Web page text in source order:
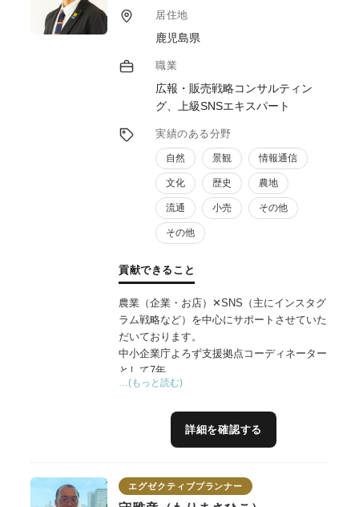
居住地
鹿児島県
職業
広報・販売戦略コンサルティン
グ、上級SNSエキスパート
実績のある分野
自然 景観 情報通信
文化 歴史 農地
流通 小売 その他
その他
貢献できること
農業（企業・お店）✕SNS（主にインスタグ
ラム戦略など）を中心にサポートさせていた
だいております。
中小企業庁よろず支援拠点コーディネーター
として7年。
県の6次産業化プランナーとして6年の経験を
SNS（主にインスタグラム戦略など）を軸に
広報・販売戦略、販路拡大、商品開発といっ
大切なスキルは一通りあります。
…(もっと読む)
詳細を確認する
エグゼクティブプランナー